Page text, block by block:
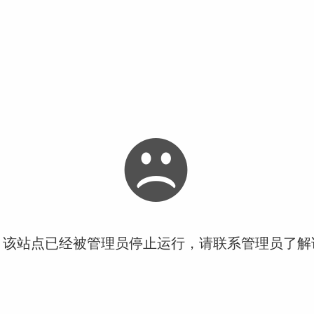
站点已经被管理员停止运行，请联系管理员了